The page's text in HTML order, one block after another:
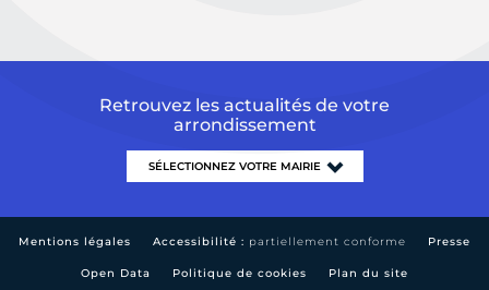
Retrouvez les actualités de votre
arrondissement
Mentions légales Accessibilité : partiellement conforme Presse
Open Data Politique de cookies Plan du site